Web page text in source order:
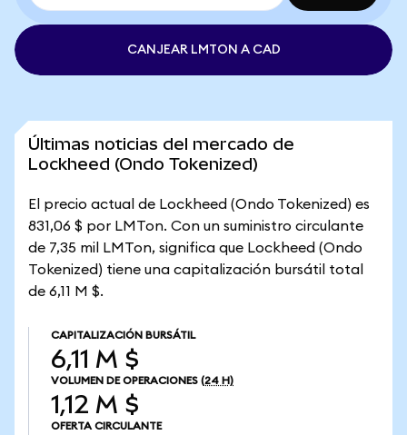
CANJEAR LMTON A CAD
Últimas noticias del mercado de
Lockheed (Ondo Tokenized)
El precio actual de Lockheed (Ondo Tokenized) es
831,06 $ por LMTon. Con un suministro circulante
de 7,35 mil LMTon, significa que Lockheed (Ondo
Tokenized) tiene una capitalización bursátil total
de 6,11 M $.
CAPITALIZACIÓN BURSÁTIL
6,11 M $
VOLUMEN DE OPERACIONES (24 H)
1,12 M $
OFERTA CIRCULANTE